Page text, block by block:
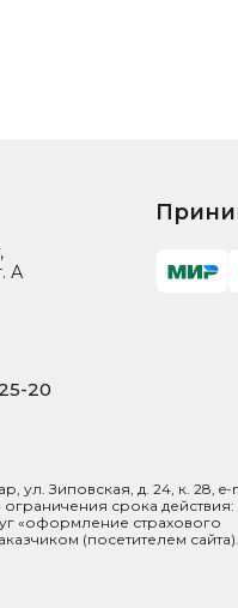
А
20
ул. Зиповская, д. 24, к. 28, e-
ограничения срока
«оформление страхового
(посетителем сайта).